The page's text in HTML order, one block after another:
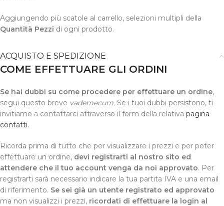
Aggiungendo più scatole al carrello, selezioni multipli della
Quantità Pezzi di ogni prodotto.
ACQUISTO E SPEDIZIONE
COME EFFETTUARE GLI ORDINI
Se hai dubbi su come procedere per effettuare un ordine,
segui questo breve vademecum. Se i tuoi dubbi persistono, ti
invitiamo a contattarci attraverso il form della relativa pagina
contatti.
Ricorda prima di tutto che per visualizzare i prezzi e per poter
effettuare un ordine, devi registrarti al nostro sito ed
attendere che il tuo account venga da noi approvato. Per
registrarti sarà necessario indicare la tua partita IVA e una email
di riferimento. Se sei già un utente registrato ed approvato
ma non visualizzi i prezzi, ricordati di effettuare la login al